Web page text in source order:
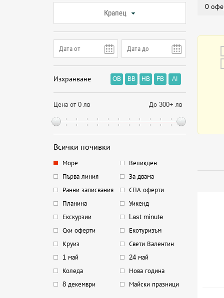
Крапец
Изхранване OB BB HB FB AI
Цена от 0 лв До 300+ лв
Всички почивки
Море
Великден
Първа линия
За двама
Ранни записвания
СПА оферти
Планина
Уикенд
Екскурзии
Last minute
Ски оферти
Екотуризъм
Круиз
Свети Валентин
1 май
24 май
Коледа
Нова година
8 декември
Майски празници
0